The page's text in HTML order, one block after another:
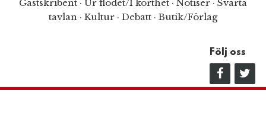
Gästskribent · Ur flödet/I korthet · Notiser · Svarta
tavlan · Kultur · Debatt · Butik/Förlag
Följ oss